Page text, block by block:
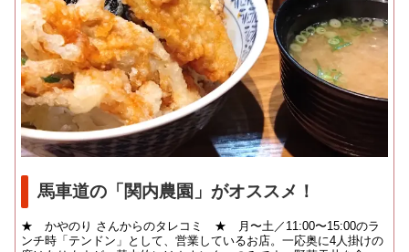
馬車道の「関内農園」がオススメ！
★ かやのり さんからのタレコミ ★ 月〜土／11:00〜15:00のラ
ンチ時「テンドン」として、営業しているお店。一応奥に4人掛けの